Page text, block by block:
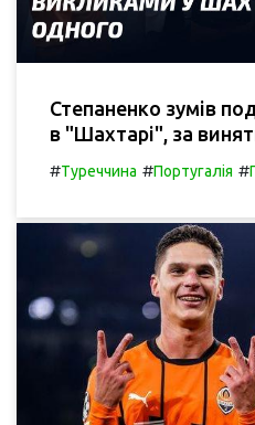
Степаненко зумів
в "Шахтарі", за
#Туреччина #Португалія #